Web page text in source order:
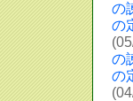
の
の
の
の